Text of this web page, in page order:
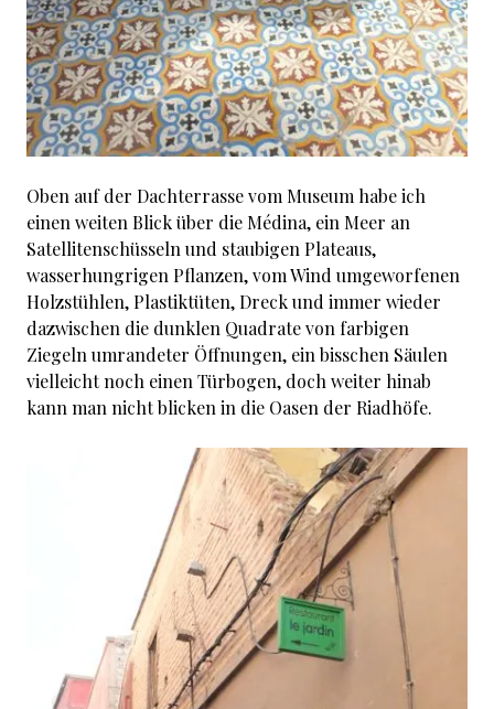
Oben auf der Dachterrasse vom Museum habe ich
einen weiten Blick über die Médina, ein Meer an
Satellitenschüsseln und staubigen Plateaus,
wasserhungrigen Pflanzen, vom Wind umgeworfenen
Holzstühlen, Plastiktüten, Dreck und immer wieder
dazwischen die dunklen Quadrate von farbigen
Ziegeln umrandeter Öffnungen, ein bisschen Säulen
vielleicht noch einen Türbogen, doch weiter hinab
kann man nicht blicken in die Oasen der Riadhöfe.